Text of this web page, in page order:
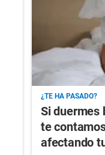
¿TE HA PASADO?
Si duermes
te
afectando